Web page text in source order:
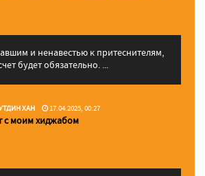
и ненавестью к притеснителям,
будет обязательно. ...
ХАН 17.04.2025, 00:27
с моим хиджабом